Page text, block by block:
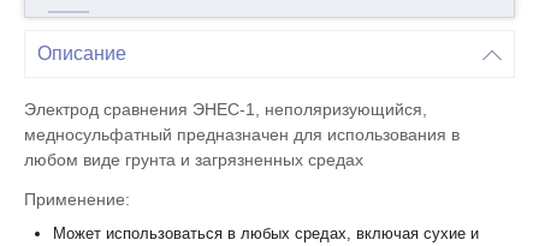
Описание
Электрод сравнения ЭНЕС-1, неполяризующийся,
медносульфатный предназначен для использования в
любом виде грунта и загрязненных средах
Применение:
Может использоваться в любых средах, включая сухие и